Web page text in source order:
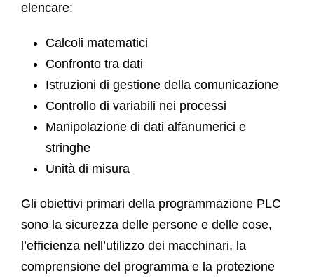
elencare:
Calcoli matematici
Confronto tra dati
Istruzioni di gestione della comunicazione
Controllo di variabili nei processi
Manipolazione di dati alfanumerici e
stringhe
Unità di misura
Gli obiettivi primari della programmazione PLC
sono la sicurezza delle persone e delle cose,
l’efficienza nell’utilizzo dei macchinari, la
comprensione del programma e la protezione